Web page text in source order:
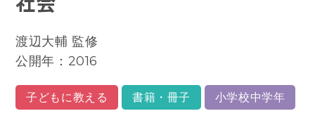
渡辺大輔 監修
公開年：2016
子どもに教える 書籍・冊子 小学校中学年